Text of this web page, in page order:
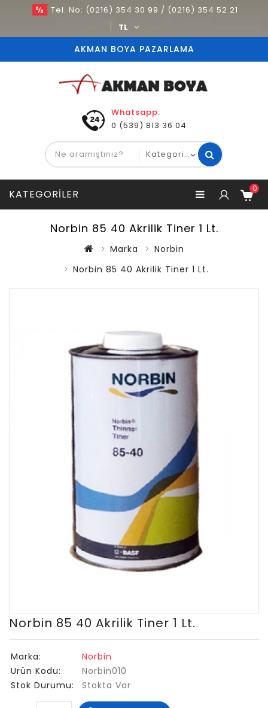
Tel. No: (0216) 354 30 99 / (0216) 354 52 21
TL
AKMAN BOYA PAZARLAMA
Whatsapp:
0 (539) 813 36 04
KATEGORILER 0
Norbin 85 40 Akrilik Tiner 1 Lt.
Marka
Norbin
Norbin 85 40 Akrilik Tiner 1 Lt.
Norbin 85 40 Akrilik Tiner 1 Lt.
Marka:
Norbin
Ürün Kodu:
Norbin010
Stok Durumu:
Stokta Var